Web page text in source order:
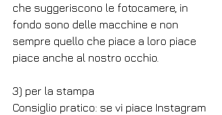
che suggeriscono le fotocamere, in
fondo sono delle macchine e non
sempre quello che piace a loro piace
piace anche al nostro occhio.
3) per la stampa
Consiglio pratico: se vi piace Instagram